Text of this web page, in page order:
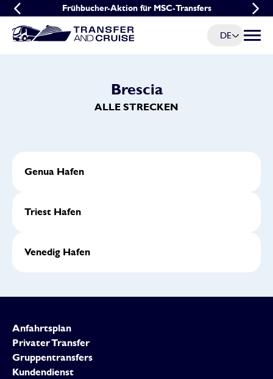
Gruppenangebot für MSC-Transfers
Frühbucher-Aktion für MSC-Transfers
DE Menü
Brescia
ALLE STRECKEN
Genua Hafen
Triest Hafen
Venedig Hafen
Anfahrtsplan
Privater Transfer
Gruppentransfers
Kundendienst